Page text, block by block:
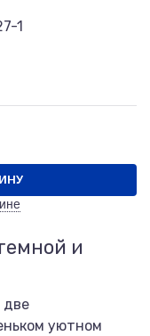
1
и
две
уютном